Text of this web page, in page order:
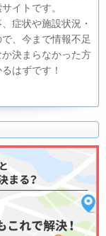
イトです。
症状や施設状況・
、今まで情報不足
決まらなかった方
はずです！